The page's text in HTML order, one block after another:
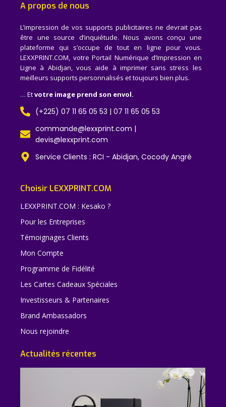
A propos de nous
L’impression de vos supports publicitaires ne devrait pas
être une source d’inquiétude. Nous avons conçu une
plateforme qui s’occupe de tout en ligne pour vous.
LEXXPRINT.COM, votre Portail Numérique d’Impression en
Ligne à Abidjan, vous aide à imprimer sans stress les
meilleurs supports personnalisés et toujours bien plus.
… Etvotre image prend son envol.
(+225) 07 11 65 05 53 | 07 11 65 05 53
commande@lexxprint.com |
devis@lexxprint.com
Service Clients : RCI - Abidjan, Cocody Angré
Choisir LEXXPRINT.COM
LEXXPRINT.COM : Kesako ?
Pour les Entreprises
Témoignages Clients
Mon Compte
Programme de Fidélité
Les Cartes Cadeaux Spéciales
Investisseurs & Partenaires
Brand Ambassadors
Nous rejoindre
Actualités récentes